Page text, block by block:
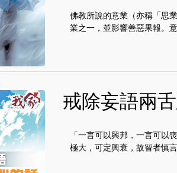
佛教所說的意業（亦稱「思
業之一，並影響善惡果報。
戒除妄語兩
「一言可以興邦，一言可以
極大，可定興衰，故智者慎